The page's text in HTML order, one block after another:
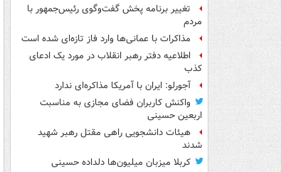
تغییر برنامه پخش گفت‌وگوی رئیس‌جمهور با
مردم
مذاکرات با عمانی‌ها وارد فاز تازه‌ای شده است
اطلاعیه دفتر رهبر انقلاب در مورد یک ادعای
کذب
آجورلو: ایران با آمریکا مذاکره‌ای ندارد
واکنش کاربران فضای مجازی به مناسبت
اربعین حسینی
هیئات دانشجویی راهی مقتل رهبر شهید
شدند
کربلا میزبان میلیون‌ها دلداده حسینی